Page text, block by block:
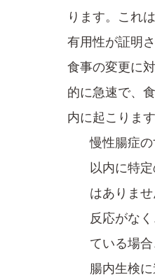
ります。これ
有用性が証明
食事の変更に
的に急速で、
内に起こります
慢性腸症
以内に特
はありま
反応がな
ている場
腸内生検